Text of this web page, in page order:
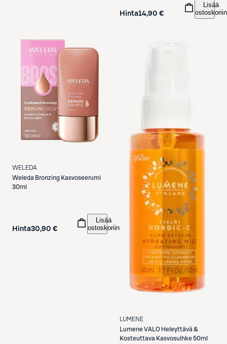
Hinta14,90 €
Lisää
ostoskoriin
WELEDA
Weleda Bronzing Kasvoseerumi
30ml
Hinta30,90 €
Lisää
ostoskoriin
LUMENE
LumeneVALO Heleyttävä &
Kosteuttava Kasvosuihke 50ml